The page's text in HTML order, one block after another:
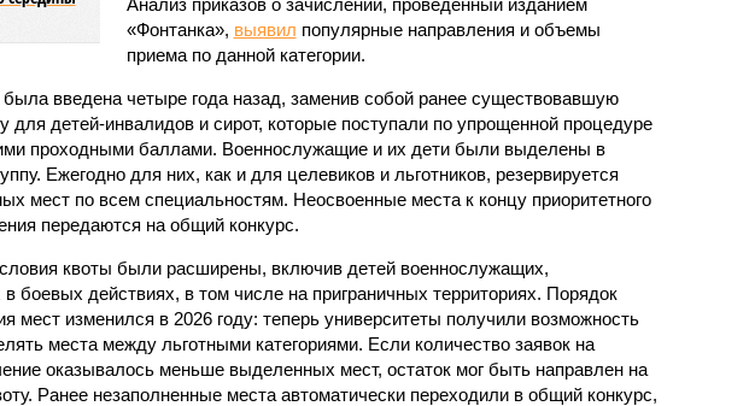
«Фонтанка», выявил популярные направления и объемы
приема по данной категории.
была введена четыре года назад, заменив собой ранее существовавшую
для детей-инвалидов и сирот, которые поступали по упрощенной процедуре
проходными баллами. Военнослужащие и их дети были выделены в
Ежегодно для них, как и для целевиков и льготников, резервируется
мест по всем специальностям. Неосвоенные места к концу приоритетного
передаются на общий конкурс.
квоты были расширены, включив детей военнослужащих,
боевых действиях, в том числе на приграничных территориях. Порядок
мест изменился в 2026 году: теперь университеты получили возможность
места между льготными категориями. Если количество заявок на
оказывалось меньше выделенных мест, остаток мог быть направлен на
Ранее незаполненные места автоматически переходили в общий конкурс,